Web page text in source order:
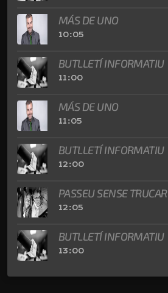
MÁS DE UNO
10:05
BUTLLETÍ INFORMATIU
11:00
MÁS DE UNO
11:05
BUTLLETÍ INFORMATIU
12:00
PASSEU SENSE TRUCAR
12:05
BUTLLETÍ INFORMATIU
13:00